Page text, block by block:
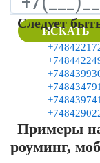
ИСКАТЬ
Следует
Примеры
роуминг,